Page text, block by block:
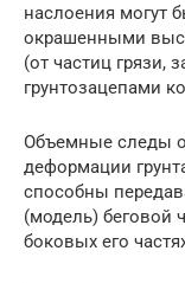
наслоения могут
окрашенными
(от частиц грязи,
грунтозацепами
Объемные следы
деформации
способны
(модель) беговой
боковых его